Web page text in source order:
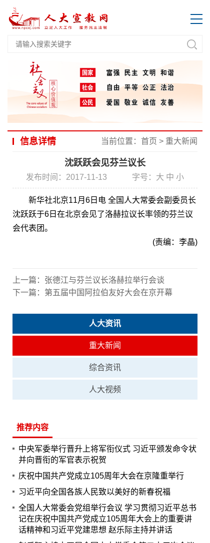
信息详情 当前位置： 首页 > 重大新闻
沈跃跃会见芬兰议长
发布时间：2017-11-13 字号： 大 中 小
新华社北京11月6日电 全国人大常委会副委员长
沈跃跃于6日在北京会见了洛赫拉议长率领的芬兰议
会代表团。
(责编：李晶)
上一篇： 张德江与芬兰议长洛赫拉举行会谈
下一篇： 第五届中国阿拉伯友好大会在京开幕
人大资讯
重大新闻
综合资讯
人大视频
推荐内容
中央军委举行晋升上将军衔仪式 习近平颁发命令状
并向晋衔的军官表示祝贺
庆祝中国共产党成立105周年大会在京隆重举行
习近平向全国各族人民致以美好的新春祝福
全国人大常委会党组举行会议 学习贯彻习近平总书
记在庆祝中国共产党成立105周年大会上的重要讲
话精神和习近平党建思想 赵乐际主持并讲话